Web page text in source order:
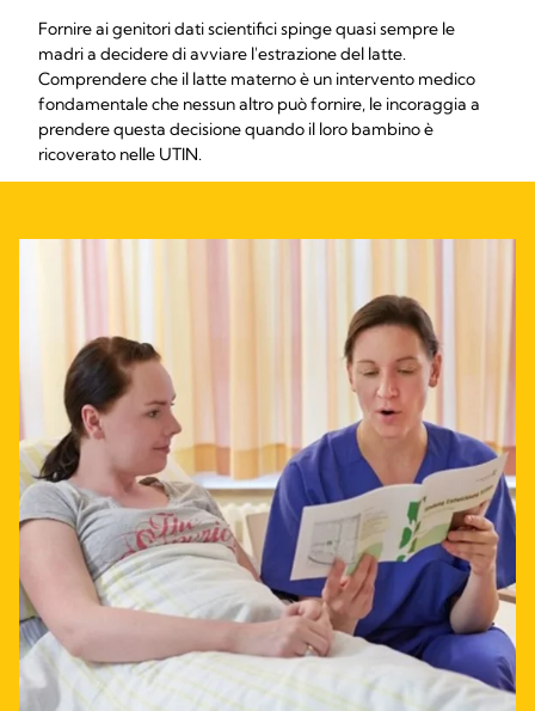
Fornire ai genitori dati scientifici spinge quasi sempre le
madri a decidere di avviare l'estrazione del latte.
Comprendere che il latte materno è un intervento medico
fondamentale che nessun altro può fornire, le incoraggia a
prendere questa decisione quando il loro bambino è
ricoverato nelle UTIN.